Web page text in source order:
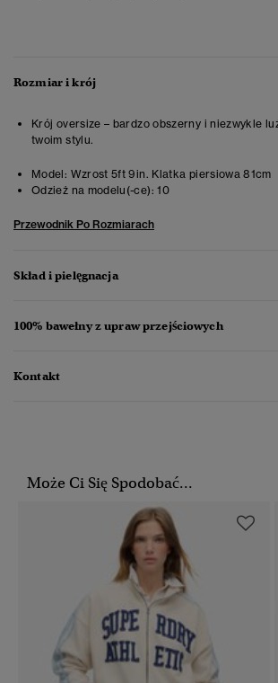
Rozmiar i krój
Krój oversize – bardzo obszerny i niezwykle
twoim stylu.
Model: Wzrost 5ft 9in. Klatka piersiowa 81cm
Odzież na modelu(-ce): 10
Przewodnik Po Rozmiarach
Skład i pielęgnacja
100% bawełny z upraw przejściowych
Kontakt
Może Ci Się Spodobać...